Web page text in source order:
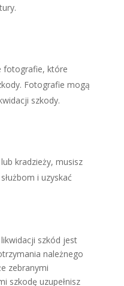
fotografie, które
Fotografie mogą
szkody.
kradzieży, musisz
i uzyskać
szkód jest
należnego
zebranymi
szkodę uzupełnisz